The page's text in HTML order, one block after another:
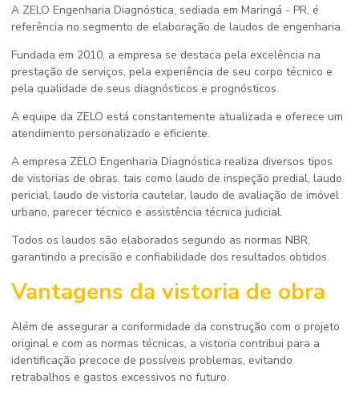
A ZELO Engenharia Diagnóstica, sediada em Maringá - PR, é
referência no segmento de elaboração de laudos de engenharia.
Fundada em 2010, a empresa se destaca pela excelência na
prestação de serviços, pela experiência de seu corpo técnico e
pela qualidade de seus diagnósticos e prognósticos.
A equipe da ZELO está constantemente atualizada e oferece um
atendimento personalizado e eficiente.
A empresa ZELO Engenharia Diagnóstica realiza diversos tipos
de vistorias de obras, tais como laudo de inspeção predial, laudo
pericial, laudo de vistoria cautelar, laudo de avaliação de imóvel
urbano, parecer técnico e assistência técnica judicial.
Todos os laudos são elaborados segundo as normas NBR,
garantindo a precisão e confiabilidade dos resultados obtidos.
Vantagens da vistoria de obra
Além de assegurar a conformidade da construção com o projeto
original e com as normas técnicas, a vistoria contribui para a
identificação precoce de possíveis problemas, evitando
retrabalhos e gastos excessivos no futuro.